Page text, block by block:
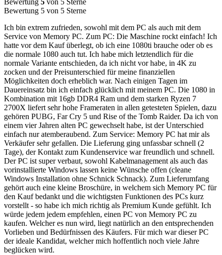
Bewertung 5 von 5 Sterne
Bewertung 5 von 5 Sterne
Ich bin extrem zufrieden, sowohl mit dem PC als auch mit dem
Service von Memory PC. Zum PC: Die Maschine rockt einfach! Ich
hatte vor dem Kauf überlegt, ob ich eine 1080ti brauche oder ob es
die normale 1080 auch tut. Ich habe mich letztendlich für die
normale Variante entschieden, da ich nicht vor habe, in 4K zu
zocken und der Preisunterschied für meine finanziellen
Möglichkeiten doch erheblich war. Nach einigen Tagen im
Dauereinsatz bin ich einfach glücklich mit meinem PC. Die 1080 in
Kombination mit 16gb DDR4 Ram und dem starken Ryzen 7
2700X liefert sehr hohe Frameraten in allen getesteten Spielen, dazu
gehören PUBG, Far Cry 5 und Rise of the Tomb Raider. Da ich von
einem vier Jahren alten PC gewechselt habe, ist der Unterschied
einfach nur atemberaubend. Zum Service: Memory PC hat mir als
Verkäufer sehr gefallen. Die Lieferung ging unfassbar schnell (2
Tage), der Kontakt zum Kundenservice war freundlich und schnell.
Der PC ist super verbaut, sowohl Kabelmanagement als auch das
vorinstallierte Windows lassen keine Wünsche offen (cleane
Windows Installation ohne Schnick Schnack). Zum Lieferumfang
gehört auch eine kleine Broschüre, in welchem sich Memory PC für
den Kauf bedankt und die wichtigsten Funktionen des PCs kurz
vorstellt - so habe ich mich richtig als Premium Kunde gefühlt. Ich
würde jedem jedem empfehlen, einen PC von Memory PC zu
kaufen. Welcher es nun wird, liegt natürlich an den entsprechenden
Vorlieben und Bedürfnissen des Käufers. Für mich war dieser PC
der ideale Kandidat, welcher mich hoffentlich noch viele Jahre
beglücken wird.